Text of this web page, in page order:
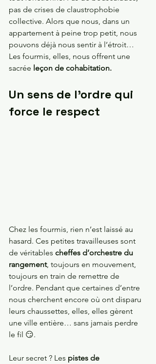
pas de crises de claustrophobie
collective. Alors que nous, dans un
appartement à peine trop petit, nous
pouvons déjà nous sentir à l’étroit…
Les fourmis, elles, nous offrent une
sacrée leçon de cohabitation.
Un sens de l'ordre qui
force le respect
Chez les fourmis, rien n’est laissé au
hasard. Ces petites travailleuses sont
de véritables cheffes d’orchestre du
rangement, toujours en mouvement,
toujours en train de remettre de
l’ordre. Pendant que certaines d’entre
nous cherchent encore où ont disparu
leurs chaussettes, elles, elles gèrent
une ville entière… sans jamais perdre
le fil 😏.
Leur secret ? Les pistes de